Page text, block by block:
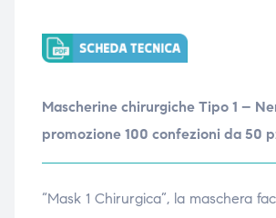
Mascherine chirurgiche Tipo 1 –
promozione 100 confezioni da 50
“Mask 1 Chirurgica”, la maschera